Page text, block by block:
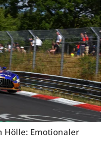
Hölle: Emotionaler